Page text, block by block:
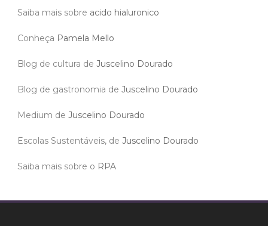
Saiba mais sobre acido hialuronico
Conheça Pamela Mello
Blog de cultura de Juscelino Dourado
Blog de gastronomia de Juscelino Dourado
Medium de Juscelino Dourado
Escolas Sustentáveis, de Juscelino Dourado
Saiba mais sobre o RPA